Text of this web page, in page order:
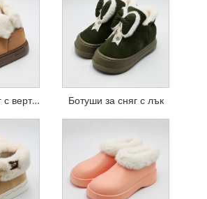
Ботуши за сняг с вертикални уши Ботуши за сняг с лък